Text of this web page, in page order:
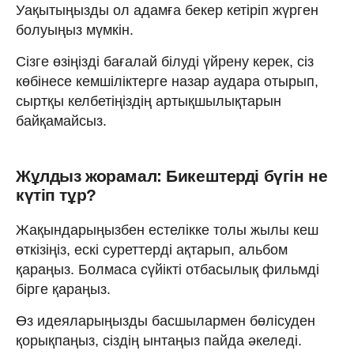
Уақытыңызды ол адамға бекер кетіріп жүрген
болуыңыз мүмкін.
Сізге өзіңізді бағалай білуді үйрену керек, сіз
көбінесе кемшіліктерге назар аудара отырып,
сыртқы келбетіңіздің артықшылықтарын
байқамайсыз.
Жұлдыз жорамал: Бикештерді бүгін не
күтіп тұр?
Жақындарыңызбен естелікке толы жылы кеш
өткізіңіз, ескі суреттерді ақтарып, альбом
қараңыз. Болмаса сүйікті отбасылық фильмді
бірге қараңыз.
Өз идеяларыңызды басшылармен бөлісуден
қорықпаңыз, сіздің ынтаңыз пайда әкеледі.